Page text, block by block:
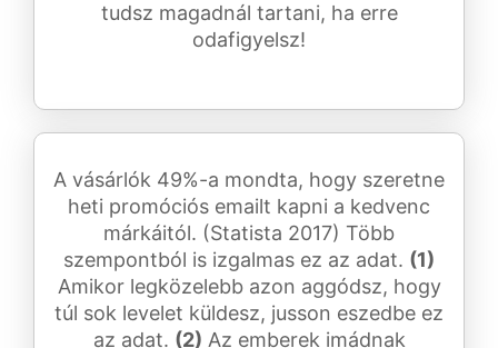
tudsz magadnál tartani, ha erre
odafigyelsz!
A vásárlók 49%-a mondta, hogy szeretne
heti promóciós emailt kapni a kedvenc
márkáitól. (Statista 2017) Több
szempontból is izgalmas ez az adat. (1)
Amikor legközelebb azon aggódsz, hogy
túl sok levelet küldesz, jusson eszedbe ez
az adat. (2) Az emberek imádnak